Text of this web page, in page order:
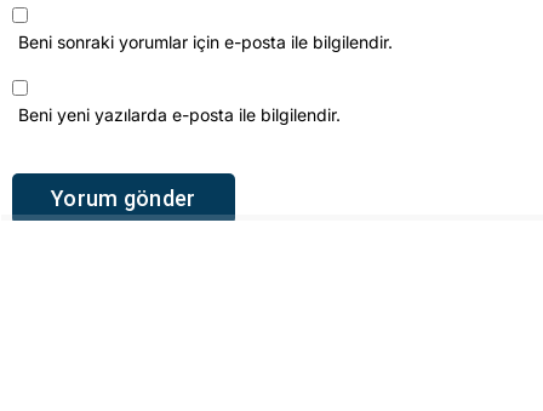
Beni sonraki yorumlar için e-posta ile bilgilendir.
Beni yeni yazılarda e-posta ile bilgilendir.